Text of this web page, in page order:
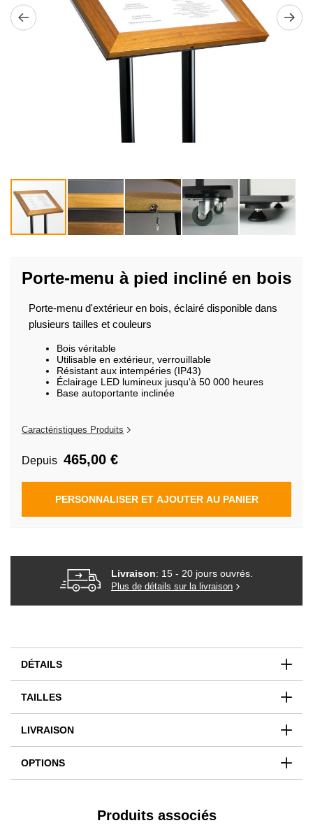
début
Galerie
d’images
Porte-menu à pied incliné en bois
Porte-menu d'extérieur en bois, éclairé disponible dans
plusieurs tailles et couleurs
Bois véritable
Utilisable en extérieur, verrouillable
Résistant aux intempéries (IP43)
Éclairage LED lumineux jusqu'à 50 000 heures
Base autoportante inclinée
Caractéristiques Produits
Depuis 465,00 €
PERSONNALISER ET AJOUTER AU PANIER
Livraison: 15 - 20 jours ouvrés.
Plus de détails sur la livraison
DÉTAILS
TAILLES
LIVRAISON
OPTIONS
Produits associés